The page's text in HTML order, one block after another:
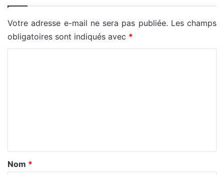
Votre adresse e-mail ne sera pas publiée. Les champs
obligatoires sont indiqués avec *
a
Nom *